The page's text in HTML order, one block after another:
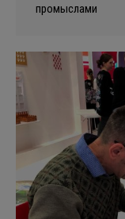
промыслами